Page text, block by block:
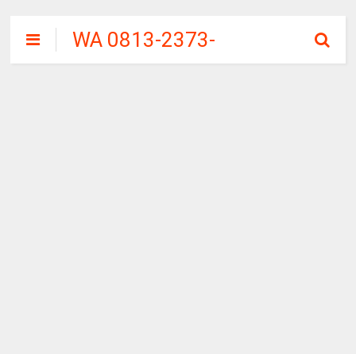
WA 0813-2373-
9973 | WALINI